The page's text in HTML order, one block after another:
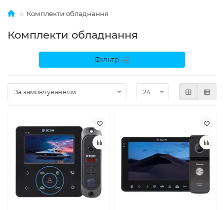
Комплекти обладнання
Комплекти обладнання
Фільтр